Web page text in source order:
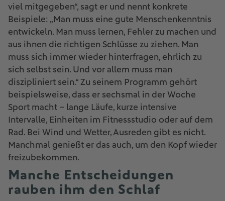
viel mitgegeben“, sagt er und nennt konkrete
Beispiele: „Man muss eine gute Menschenkenntnis
entwickeln. Man muss lernen, Fehler zu machen und
aus ihnen die richtigen Schlüsse zu ziehen. Man
muss sich immer wieder hinterfragen, ehrlich zu
sich selbst sein. Und vor allem muss man
diszipliniert sein.“ Zu seinem Programm gehört
beispielsweise, dass er sechsmal in der Woche
Sport macht – lange Läufe, kurze intensive
Intervalle, Einheiten im Fitnessstudio oder auf dem
Rad. Bei Wind und Wetter, Ausreden gibt es nicht.
Manchmal genießt er das auch, um den Kopf wieder
freizubekommen.
Manche Entscheidungen
rauben ihm den Schlaf